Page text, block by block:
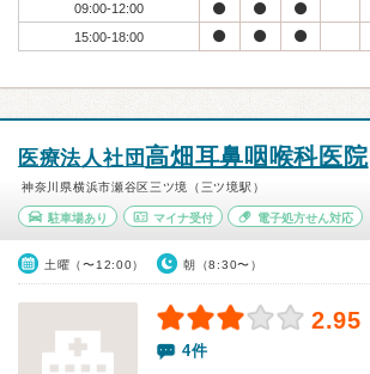
09:00-12:00
15:00-18:00
医療法人社団高畑耳鼻咽喉科医院
神奈川県横浜市瀬谷区三ツ境（三ツ境駅）
駐車場あり マイナ受付 電子処方せん対応
土曜（〜12:00） 朝（8:30〜）
2.95
4件